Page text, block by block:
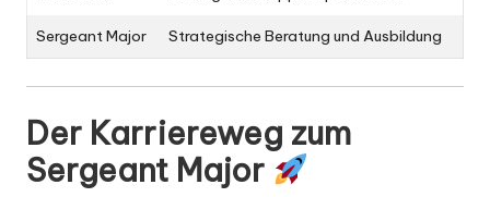
Sergeant Major Strategische Beratung und Ausbildung
Der Karriereweg zum
Sergeant Major